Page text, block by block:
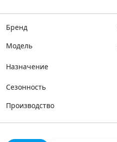
Бренд
Модель
Назначение
Сезонность
Производство